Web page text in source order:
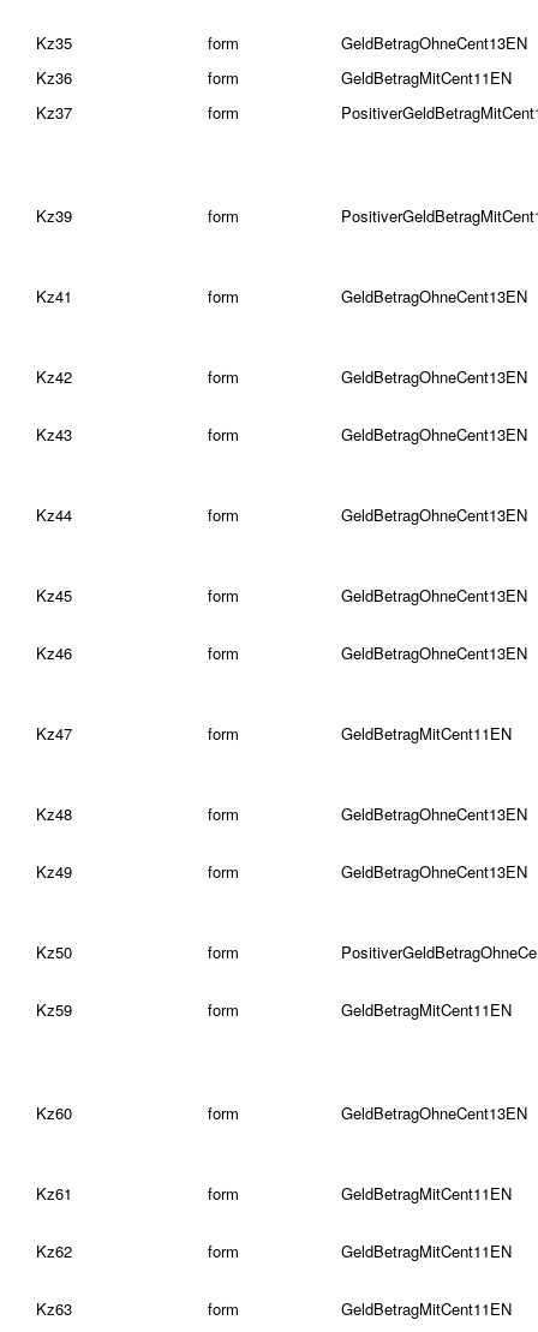
Kz35 form
GeldBetragOhneCent13EN
Kz36
form
GeldBetragMitCent11EN
Kz37
form
Kz39 form
Kz41 form GeldBetragOhneCent13EN
Kz42 form GeldBetragOhneCent13EN
Kz43 form GeldBetragOhneCent13EN
Kz44 form GeldBetragOhneCent13EN
Kz45 form GeldBetragOhneCent13EN
Kz46 form GeldBetragOhneCent13EN
Kz47 form GeldBetragMitCent11EN
Kz48 form GeldBetragOhneCent13EN
Kz49 form GeldBetragOhneCent13EN
Kz50 form
Kz59 form GeldBetragMitCent11EN
Kz60 form GeldBetragOhneCent13EN
Kz61 form GeldBetragMitCent11EN
Kz62 form GeldBetragMitCent11EN
Kz63 form GeldBetragMitCent11EN